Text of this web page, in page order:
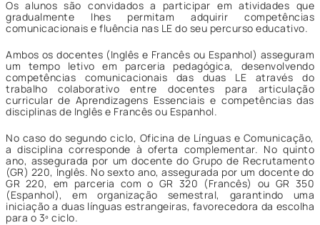
Os alunos são convidados a participar em atividades que
gradualmente lhes permitam adquirir competências
comunicacionais e fluência nas LE do seu percurso educativo.
Ambos os docentes (Inglês e Francês ou Espanhol) asseguram
um tempo letivo em parceria pedagógica, desenvolvendo
competências comunicacionais das duas LE através do
trabalho colaborativo entre docentes para articulação
curricular de Aprendizagens Essenciais e competências das
disciplinas de Inglês e Francês ou Espanhol.
No caso do segundo ciclo, Oficina de Línguas e Comunicação,
a disciplina corresponde à oferta complementar. No quinto
ano, assegurada por um docente do Grupo de Recrutamento
(GR) 220, Inglês. No sexto ano, assegurada por um docente do
GR 220, em parceria com o GR 320 (Francês) ou GR 350
(Espanhol), em organização semestral, garantindo uma
iniciação a duas línguas estrangeiras, favorecedora da escolha
para o 3º ciclo.